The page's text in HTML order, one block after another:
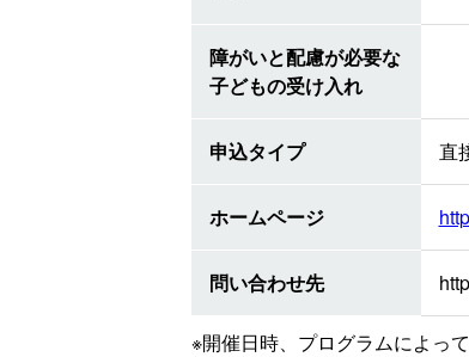
障がいと配慮が必要な
子どもの受け入れ
申込タイプ 直
ホームページ
問い合わせ先
※開催日時、プログラムによっ